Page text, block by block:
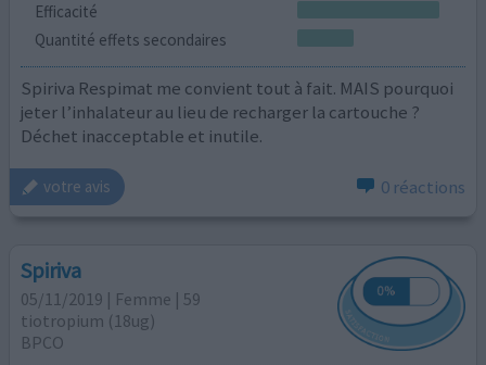
Efficacité
Quantité effets secondaires
Spiriva Respimat me convient tout à fait. MAIS pourquoi
jeter l’inhalateur au lieu de recharger la cartouche ?
Déchet inacceptable et inutile.
votre avis 0 réactions
Spiriva
05/11/2019 | Femme | 59
tiotropium (18ug)
BPCO